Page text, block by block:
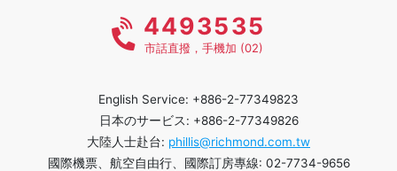
4493535
市話直撥，手機加 (02)
English Service: +886-2-77349823
日本のサービス: +886-2-77349826
大陸人士赴台: phillis@richmond.com.tw
國際機票、航空自由行、國際訂房專線: 02-7734-9656